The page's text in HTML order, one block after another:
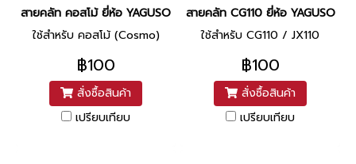
สายคลัท คอสโม้ ยี่ห้อ YAGUSO
ใช้สำหรับ คอสโม้ (Cosmo)
฿100
สั่งซื้อสินค้า
เปรียบเทียบ
สายคลัท CG110 ยี่ห้อ YAGUSO
ใช้สำหรับ CG110 / JX110
฿100
สั่งซื้อสินค้า
เปรียบเทียบ